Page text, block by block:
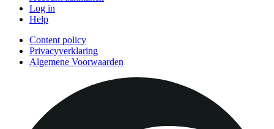
Log in
Help
Content policy
Privacyverklaring
Algemene Voorwaarden